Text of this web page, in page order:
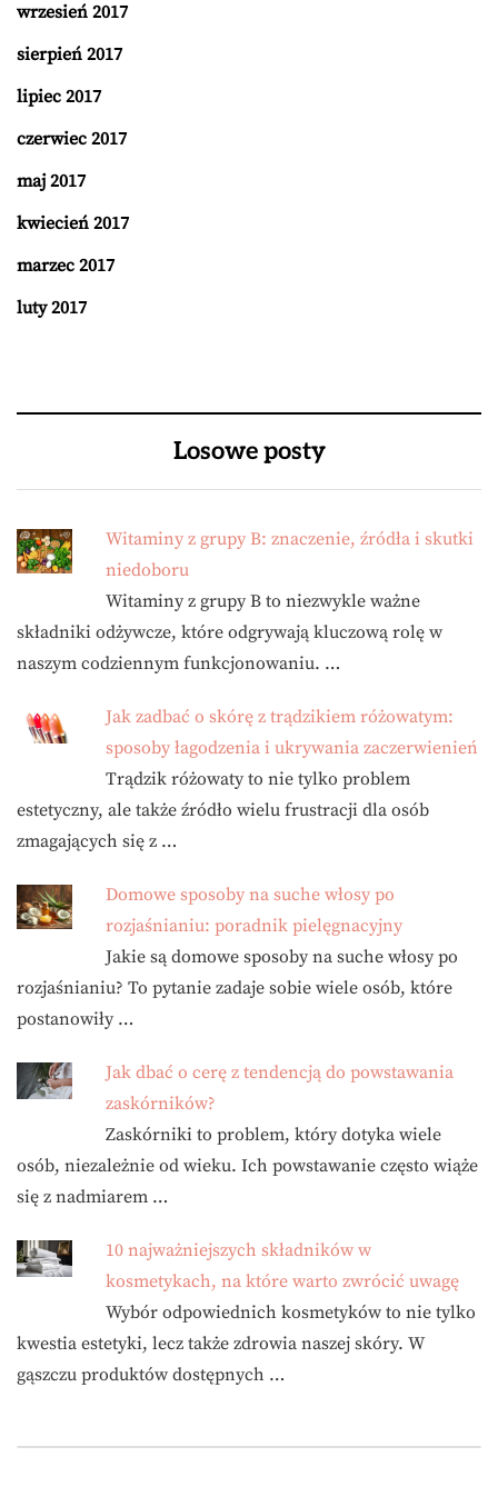
wrzesień 2017
sierpień 2017
lipiec 2017
czerwiec 2017
maj 2017
kwiecień 2017
marzec 2017
luty 2017
Losowe posty
Witaminy z grupy B: znaczenie, źródła i skutki
niedoboru
Witaminy z grupy B to niezwykle ważne
składniki odżywcze, które odgrywają kluczową rolę w
naszym codziennym funkcjonowaniu. …
Jak zadbać o skórę z trądzikiem różowatym:
sposoby łagodzenia i ukrywania zaczerwienień
Trądzik różowaty to nie tylko problem
estetyczny, ale także źródło wielu frustracji dla osób
zmagających się z …
Domowe sposoby na suche włosy po
rozjaśnianiu: poradnik pielęgnacyjny
Jakie są domowe sposoby na suche włosy po
rozjaśnianiu? To pytanie zadaje sobie wiele osób, które
postanowiły …
Jak dbać o cerę z tendencją do powstawania
zaskórników?
Zaskórniki to problem, który dotyka wiele
osób, niezależnie od wieku. Ich powstawanie często wiąże
się z nadmiarem …
10 najważniejszych składników w
kosmetykach, na które warto zwrócić uwagę
Wybór odpowiednich kosmetyków to nie tylko
kwestia estetyki, lecz także zdrowia naszej skóry. W
gąszczu produktów dostępnych …